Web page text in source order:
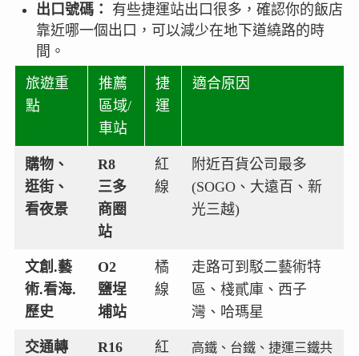
出口號碼：
有些捷運站出口很多，確認你的飯店
靠近哪一個出口，可以減少在地下道繞路的時
間。
旅遊重
點
推薦
區域/
車站
捷
運
適合原因
購物、
逛街、
看夜景
R8
三多
商圈
站
紅
線
附近百貨公司最多
(SOGO、大遠百、新
光三越)
文創.藝
術.看海.
歷史
O2
鹽埕
埔站
橘
線
走路可到駁二藝術特
區、棧貳庫、西子
灣、哈瑪星
交通轉 R16 紅 高鐵、台鐵、捷運三鐵共